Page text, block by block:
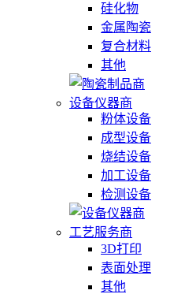
硅化物
金属陶瓷
复合材料
其他
设备仪器商
粉体设备
成型设备
烧结设备
加工设备
检测设备
工艺服务商
3D打印
表面处理
其他